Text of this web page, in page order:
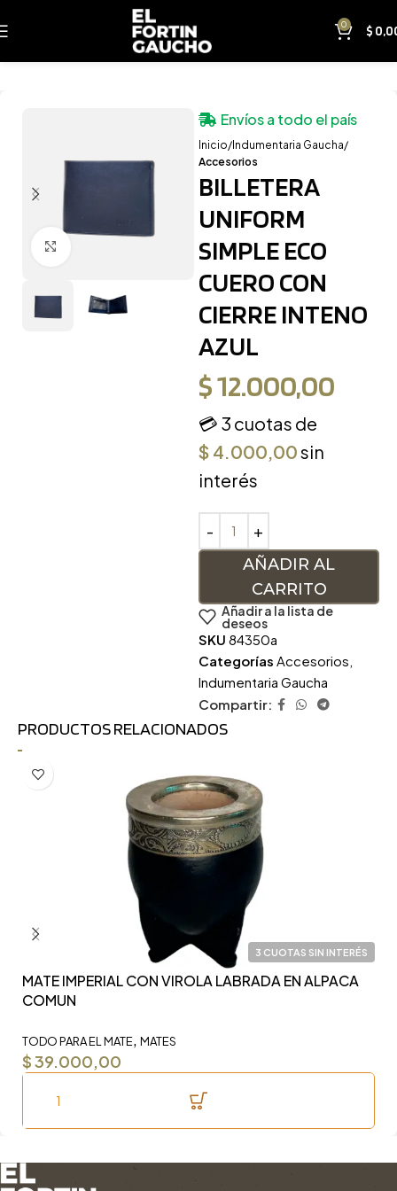
0 $
Inicio
Indumentaria Gaucha
Accesorios
Envíos a todo el país
BILLETERA
UNIFORM
SIMPLE ECO
CUERO CON
CIERRE INTENO
AZUL
$12.000,00
💳 3 cuotas de
$ 4.000,00sin
interés
AÑADIR AL
CARRITO
Añadir a la lista de
deseos
SKU 84350a
Categorías Accesorios,
Indumentaria Gaucha
Compartir:
PRODUCTOS RELACIONADOS
3 CUOTAS SIN INTERÉS
MATE IMPERIAL CON VIROLA LABRADA EN ALPACA
COMUN
TODO PARA EL MATE, MATES
$39.000,00